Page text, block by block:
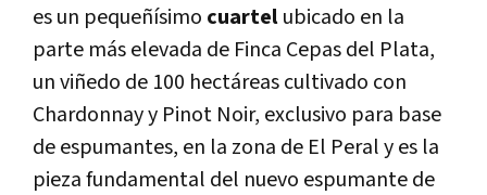
es un pequeñísimo cuartelubicado en la
parte más elevada de Finca Cepas del Plata,
un viñedo de 100 hectáreas cultivado con
Chardonnay y Pinot Noir, exclusivo para base
de espumantes, en la zona de El Peral y es la
pieza fundamental del nuevo espumante de